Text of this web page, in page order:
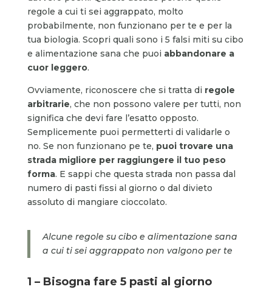
regole a cui ti sei aggrappato, molto
probabilmente, non funzionano per te e per la
tua biologia. Scopri quali sono i 5 falsi miti su cibo
e alimentazione sana che puoi abbandonare a
cuor leggero.
Ovviamente, riconoscere che si tratta di regole
arbitrarie, che non possono valere per tutti, non
significa che devi fare l’esatto opposto.
Semplicemente puoi permetterti di validarle o
no. Se non funzionano pe te, puoi trovare una
strada migliore per raggiungere il tuo peso
forma. E sappi che questa strada non passa dal
numero di pasti fissi al giorno o dal divieto
assoluto di mangiare cioccolato.
Alcune regole su cibo e alimentazione sana
a cui ti sei aggrappato non valgono per te
1 – Bisogna fare 5 pasti al giorno